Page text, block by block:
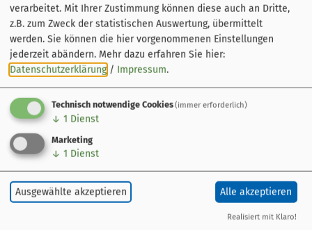
Der Radweg
Kurzinfo
Orte am Weg
Gebiete am Weg
Sehenswert
Ausflugsziele
Veranstaltungen
verarbeitet. Mit Ihrer Zustimmung können diese auch an Dritte,
z.B. zum Zweck der statistischen Auswertung, übermittelt
werden. Sie können die hier vorgenommenen Einstellungen
jederzeit abändern. Mehr dazu erfahren Sie hier:
Datenschutzerklärung / Impressum.
Technisch notwendige Cookies(immer erforderlich)
↓ 1 Dienst
Marketing
↓ 1 Dienst
Ausgewählte akzeptieren Alle akzeptieren
Realisiert mit Klaro!